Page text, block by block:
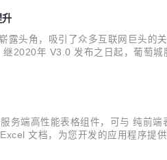
升
头角，吸引了众多互联网巨头的
2020年 V3.0 发布之日起，葡萄
端高性能表格组件，可与 纯前
文档，为您开发的应用程序提